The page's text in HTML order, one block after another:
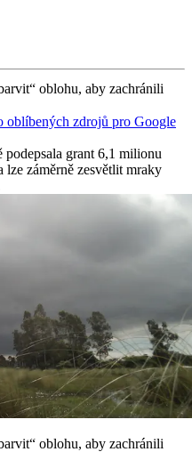
oblohu, aby zachránili
oblíbených zdrojů pro Google
grant 6,1 milionu
záměrně zesvětlit mraky
oblohu, aby zachránili